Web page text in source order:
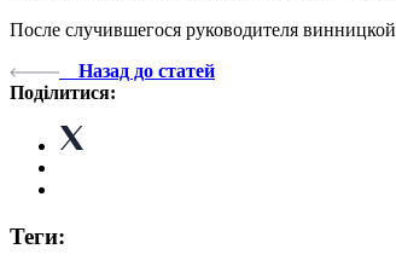
После случившегося руководителя
Назад до статей
Поділитися:
Теги: